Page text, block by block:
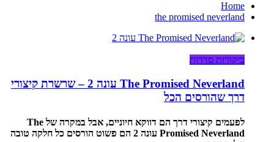
Home
the promised neverland
ביקורות סדרות
The Promised Neverland עונה 2 – שרשרת קיצורי
דרך שהורסים הכל
לפעמים קיצורי דרך הם דווקא חיוניים, אבל במקרה של The
Promised Neverland עונה 2 הם פשוט הורסים כל חלקה טובה